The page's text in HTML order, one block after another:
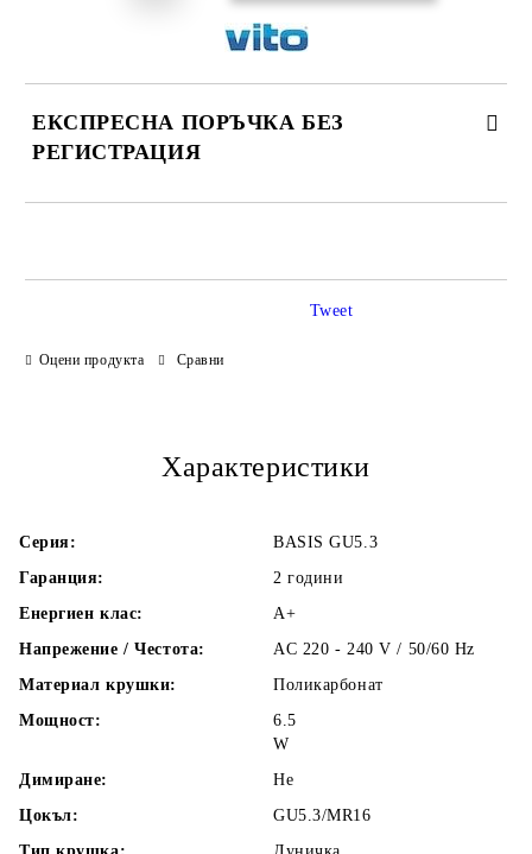
ЕКСПРЕСНА ПОРЪЧКА БЕЗ
РЕГИСТРАЦИЯ
Оцени продукта Сравни
Tweet
Характеристики
Серия:
BASIS GU5.3
Гаранция:
2 години
Енергиен клас:
A+
Напрежение / Честота:
AC 220 - 240 V / 50/60 Hz
Материал крушки:
Поликарбонат
Мощност:
6.5
W
Димиране:
Не
Цокъл:
GU5.3/MR16